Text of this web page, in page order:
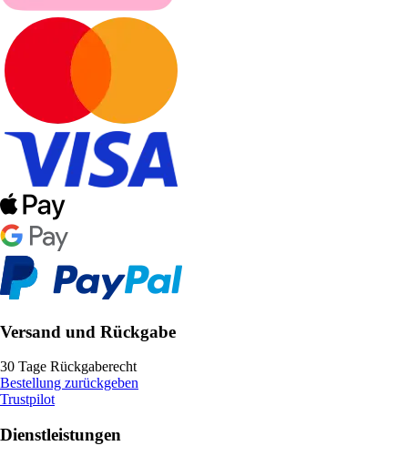
Versand und Rückgabe
30 Tage Rückgaberecht
Bestellung zurückgeben
Trustpilot
Dienstleistungen